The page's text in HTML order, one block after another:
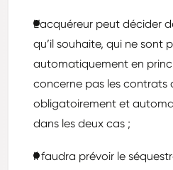
L’acquéreur peut décider
qu’il souhaite, qui ne sont
automatiquement en
concerne pas les contrats
obligatoirement et
dans les deux cas ;
Il faudra prévoir le